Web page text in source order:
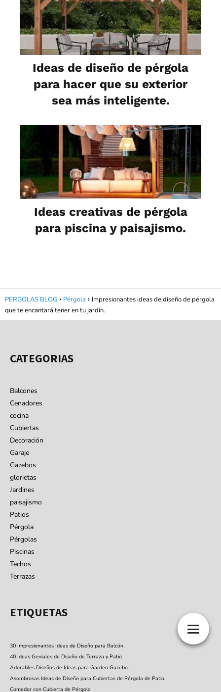
Ideas de diseño de pérgola
para hacer que su exterior
sea más inteligente.
Ideas creativas de pérgola
para piscina y paisajismo.
PERGOLAS BLOG Pérgola
Impresionantes ideas de diseño de pérgola
que te encantará tener en tu jardín.
CATEGORIAS
Balcones
Cenadores
cocina
Cubiertas
Decoración
Garaje
Gazebos
glorietas
Jardines
paisajismo
Patios
Pérgola
Pérgolas
Piscinas
Techos
Terrazas
ETIQUETAS
30 Impresionantes Ideas de Diseño para Balcón.
40 Ideas Geniales de Diseño de Terraza y Patio.
Adorables Diseños de Ideas para Garden Gazebo.
Asombrosas Ideas de Diseño para Cubiertas de Pérgola de Patio.
Comedor con Cubierta de Pérgola